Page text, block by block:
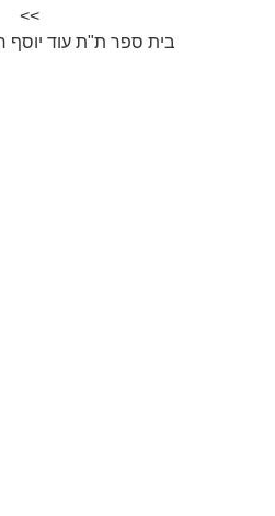
>>
בית ספר ת"ת עוד יוסף